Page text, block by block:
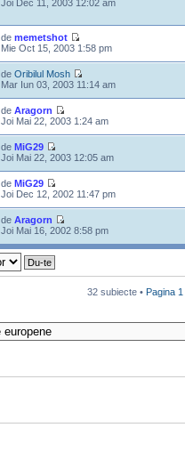
Joi Dec 11, 2003 12:02 am
de memetshot
Mie Oct 15, 2003 1:58 pm
de Oribilul Mosh
Mar Iun 03, 2003 11:14 am
de Aragorn
Joi Mai 22, 2003 1:24 am
de MiG29
Joi Mai 22, 2003 12:05 am
de MiG29
Joi Dec 12, 2002 11:47 pm
de Aragorn
Joi Mai 16, 2002 8:58 pm
32 subiecte • Pagina 1